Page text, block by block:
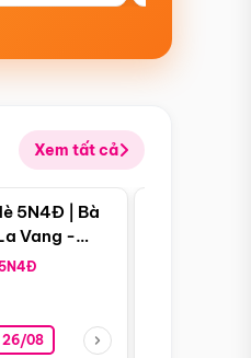
Xem tất cả
12/09
Điểm nổi bật
5N4Đ | Bà
Vang -
26/08